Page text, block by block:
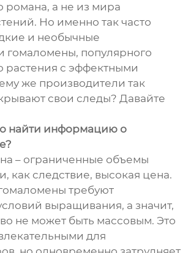
романа, а не из мира
Но именно так часто
и необычные
гомаломены, популярного
растения с эффектными
же производители так
свои следы? Давайте
найти информацию о
– ограниченные объемы
как следствие, высокая цена.
требуют
выращивания, а значит,
не может быть массовым. Это
для